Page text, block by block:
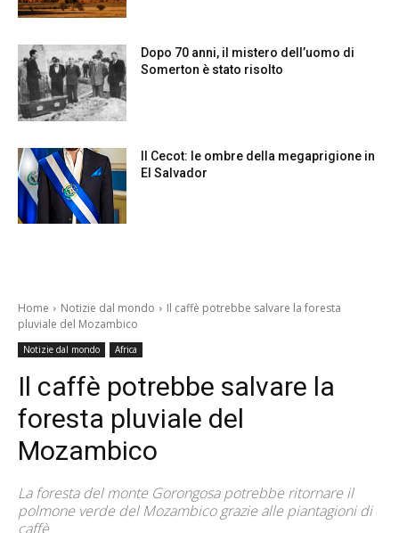
Dopo 70 anni, il mistero dell’uomo di
Somerton è stato risolto
Il Cecot: le ombre della megaprigione in
El Salvador